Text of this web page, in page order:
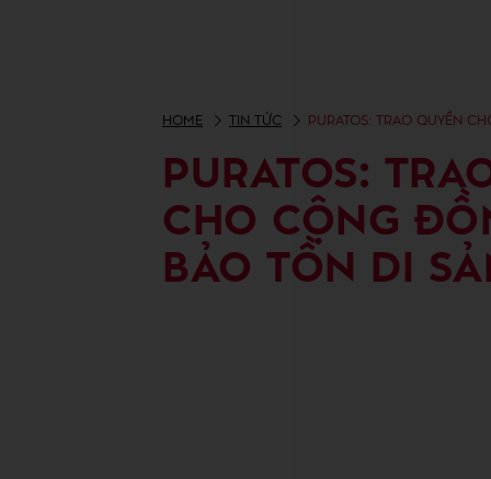
HOME TIN TỨC PURATOS: TRAO QUYỀN
PURATOS:
CHO CỘNG
BẢO TỒN DI